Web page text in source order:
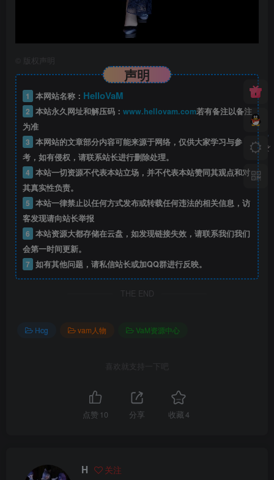
版权声明
声明
1 本网站名称： HelloVaM
2 本站永久网址和解压码： www.hellovam.com若有备注以备注
为准
3 本网站的文章部分内容可能来源于网络，仅供大家学习与参
考，如有侵权，请联系站长进行删除处理。
4 本站一切资源不代表本站立场，并不代表本站赞同其观点和对
其真实性负责。
5 本站一律禁止以任何方式发布或转载任何违法的相关信息，访
客发现请向站长举报
6 本站资源大都存储在云盘，如发现链接失效，请联系我们我们
会第一时间更新。
7 如有其他问题，请私信站长或加QQ群进行反映。
THE END
Hcg vam人物 VaM资源中心
喜欢就支持一下吧
点赞 10 分享 收藏4
H 关注